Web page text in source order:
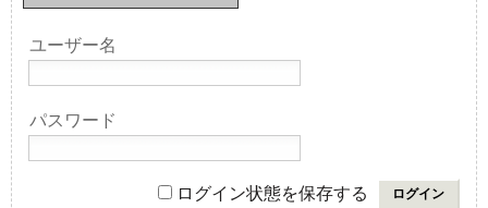
ユーザー名
パスワード
ログイン状態を保存する